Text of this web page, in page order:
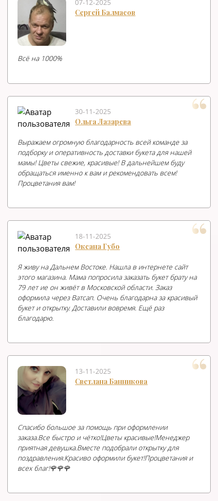
07-12-2025
Сергей Балмасов
Всë на 1000%
30-11-2025
Ольга Лазарева
Выражаем огромную благодарность всей команде за
подборку и оперативность доставки букета для нашей
мамы! Цветы свежие, красивые! В дальнейшем буду
обращаться именно к вам и рекомендовать всем!
Процветания вам!
18-11-2025
Оксана Губо
Я живу на Дальнем Востоке. Нашла в интернете сайт
этого магазина. Мама попросила заказать букет брату на
79 лет ие он живёт в Московской области. Заказ
оформила через Ватсап. Очень благодарна за красивый
букет и открытку. Доставили вовремя. Ещё раз
благодарю.
13-11-2025
Светлана Банникова
Спасибо большое за помощь при оформлении
заказа.Все быстро и чётко!Цветы красивые!Менеджер
приятная девушка.Вместе подобрали открытку для
поздравления.Красиво оформили букет!Процветания и
всех благ!🌹🌹🌹